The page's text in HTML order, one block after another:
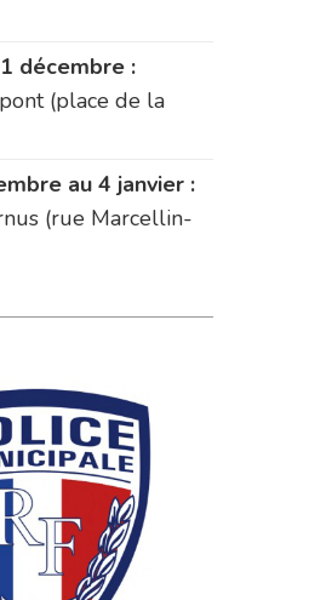
décembre :
(place de la
au 4 janvier :
(rue Marcellin-